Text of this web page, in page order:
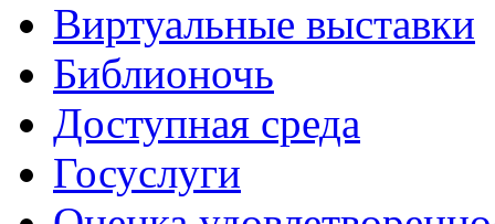
Виртуальные выставки
Библионочь
Доступная среда
Госуслуги